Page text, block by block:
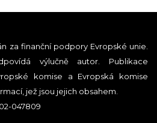
za finanční podpory Evropské unie.
výlučně autor. Publikace
komise a Evropská komise
jež jsou jejich obsahem.
047809